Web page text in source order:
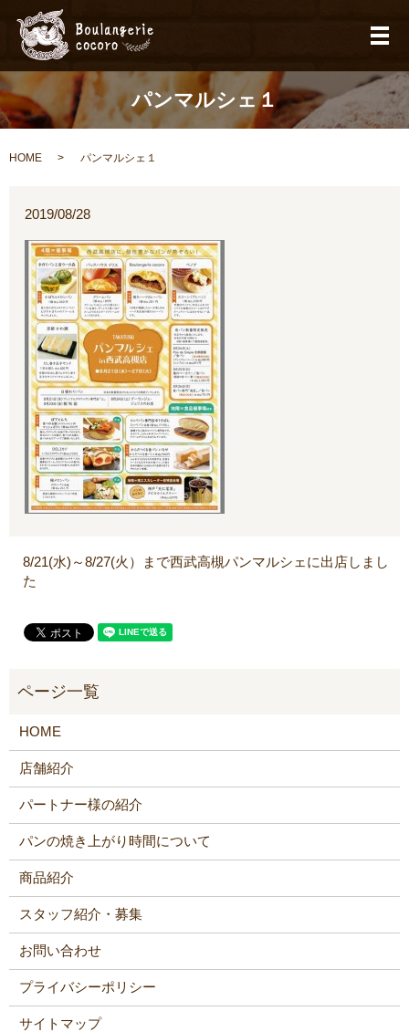
メ
パンマルシェ１
HOME パンマルシェ１
2019/08/28
8/21(水)～8/27(火）まで西武高槻パンマルシェに出店しまし
た
HOME
店舗紹介
パートナー様の紹介
パンの焼き上がり時間について
商品紹介
スタッフ紹介・募集
お問い合わせ
プライバシーポリシー
サイトマップ